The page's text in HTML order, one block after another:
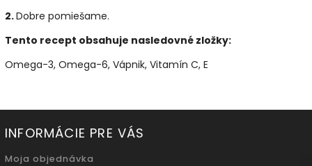
2.Dobre pomiešame.
Tento recept obsahuje nasledovné zložky:
Omega-3, Omega-6, Vápnik, Vitamín C, E
INFORMÁCIE PRE VÁS
Moja objednávka